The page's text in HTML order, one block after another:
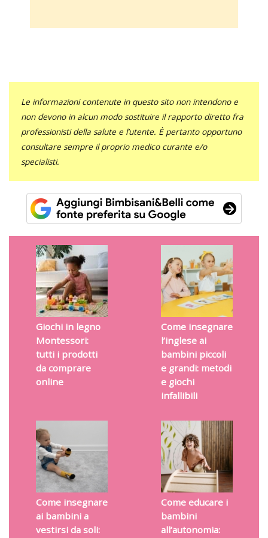
Le informazioni contenute in questo sito non intendono e
non devono in alcun modo sostituire il rapporto diretto fra
professionisti della salute e l’utente. È pertanto opportuno
consultare sempre il proprio medico curante e/o
specialisti.
Giochi in legno
Montessori:
tutti i prodotti
da comprare
online
Come insegnare
l’inglese ai
bambini piccoli
e grandi: metodi
e giochi
infallibili
Come insegnare
ai bambini a
vestirsi da soli:
Come educare i
bambini
all’autonomia: